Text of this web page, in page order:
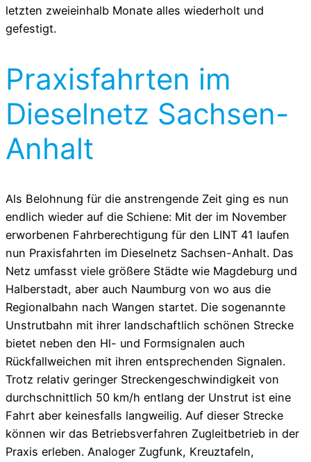
letzten zweieinhalb Monate alles wiederholt und
gefestigt.
Praxisfahrten im
Dieselnetz Sachsen-
Anhalt
Als Belohnung für die anstrengende Zeit ging es nun
endlich wieder auf die Schiene: Mit der im November
erworbenen Fahrberechtigung für den LINT 41 laufen
nun Praxisfahrten im Dieselnetz Sachsen-Anhalt. Das
Netz umfasst viele größere Städte wie Magdeburg und
Halberstadt, aber auch Naumburg von wo aus die
Regionalbahn nach Wangen startet. Die sogenannte
Unstrutbahn mit ihrer landschaftlich schönen Strecke
bietet neben den Hl- und Formsignalen auch
Rückfallweichen mit ihren entsprechenden Signalen.
Trotz relativ geringer Streckengeschwindigkeit von
durchschnittlich 50 km/h entlang der Unstrut ist eine
Fahrt aber keinesfalls langweilig. Auf dieser Strecke
können wir das Betriebsverfahren Zugleitbetrieb in der
Praxis erleben. Analoger Zugfunk, Kreuztafeln,